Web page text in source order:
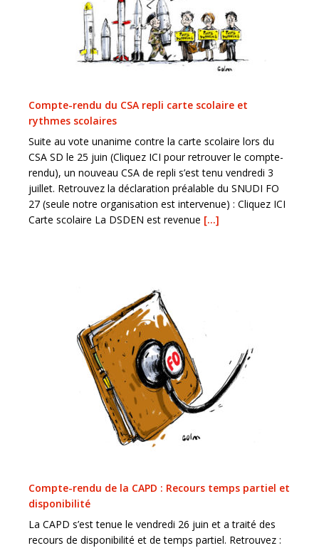
Compte-rendu du CSA repli carte scolaire et
rythmes scolaires
Suite au vote unanime contre la carte scolaire lors du
CSA SD le 25 juin (Cliquez ICI pour retrouver le compte-
rendu), un nouveau CSA de repli s’est tenu vendredi 3
juillet. Retrouvez la déclaration préalable du SNUDI FO
27 (seule notre organisation est intervenue) : Cliquez ICI
Carte scolaire La DSDEN est revenue […]
Compte-rendu de la CAPD : Recours temps partiel et
disponibilité
La CAPD s’est tenue le vendredi 26 juin et a traité des
recours de disponibilité et de temps partiel. Retrouvez :